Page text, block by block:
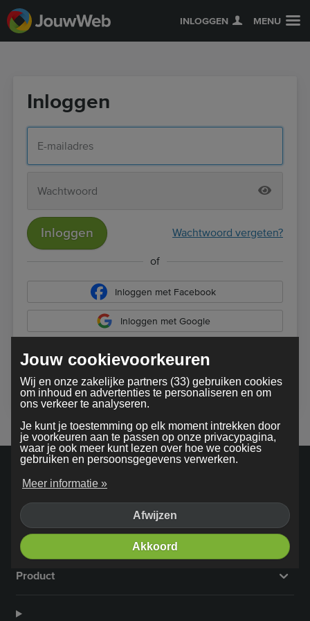
INLOGGEN MENU
Inloggen
Inloggen Wachtwoord vergeten?
of
Inloggen met Facebook
Inloggen met Google
algemene voorwaarden
Bedrijf
Product
Jouw cookievoorkeuren
Wij en onze zakelijke partners (33) gebruiken cookies
om inhoud en advertenties te personaliseren en om
ons verkeer te analyseren.
Je kunt je toestemming op elk moment intrekken door
je voorkeuren aan te passen op onze privacypagina,
waar je ook meer kunt lezen over hoe we cookies
gebruiken en persoonsgegevens verwerken.
Meer informatie »
Afwijzen
Akkoord